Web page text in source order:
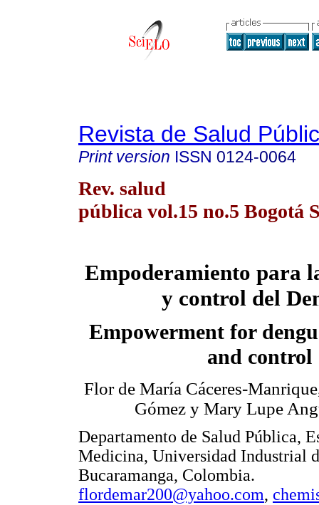
Revista de Salud
Print version ISSN 0124-0064
Rev. salud
pública vol.15 no.5 Bogotá
Empoderamiento para
y control del
Empowerment for
and control
Flor de María Cáceres-
Gómez y Mary Lupe
Departamento de Salud Pública,
Medicina, Universidad Industrial
Bucaramanga, Colombia.
flordemar200@yahoo.com,